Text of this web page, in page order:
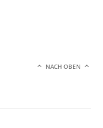
NACH OBEN